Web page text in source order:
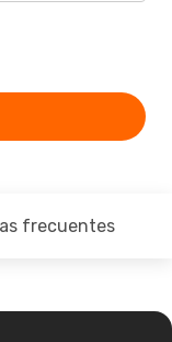
frecuentes